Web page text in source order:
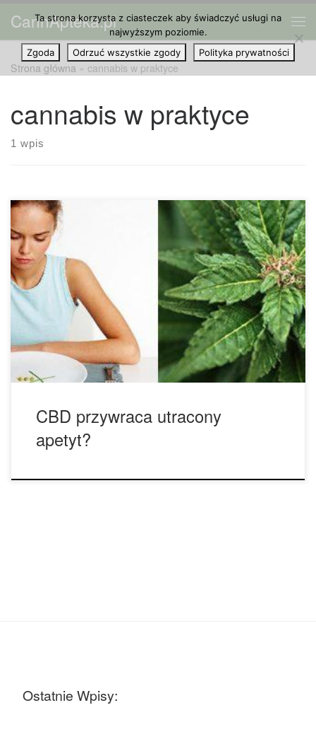
Przejdź do treści
CannApteka.pl
Strona główna » cannabis w praktyce
cannabis w praktyce
1 wpis
Powszechnie wiadomo, że to THC jest substancją, która
powoduje wzmożony apetyt. Prawdopodobnie wszyscy tego
doświadczyliśmy po sesji dymnej z przyjaciółmi. Czy
wiedziałeś jednak, że THC nie jest jedynym kannabinoidem,
który sprawi, że będziesz głodny? CBD lub kannabidiol to
kolejny kannabinoid, który potencjalnie jest w stanie
zwiększać apetyt. Jednak, czy CBD […]
CBD przywraca utracony
apetyt?
Ostatnie Wpisy:
Ta strona korzysta z ciasteczek aby świadczyć usługi na
najwyższym poziomie.
Zgoda
Odrzuć wszystkie zgody Polityka prywatności